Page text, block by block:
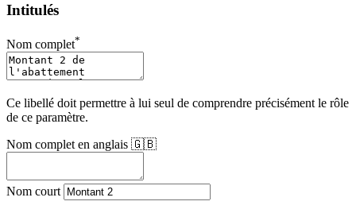
Intitulés
Nom complet*
Ce libellé doit permettre à lui seul de comprendre précisément le rôle
de ce paramètre.
Nom complet en anglais 🇬🇧
Nom court